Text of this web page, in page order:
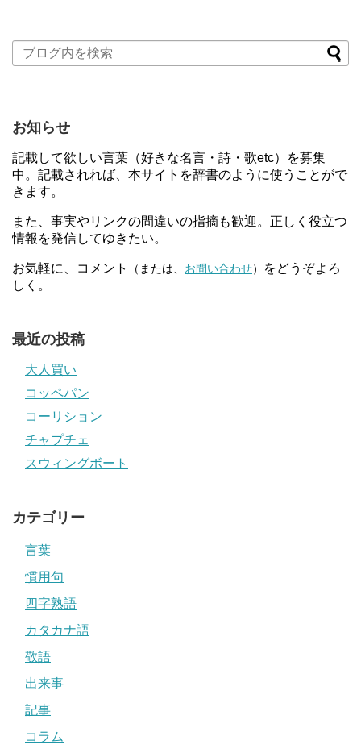
お知らせ
記載して欲しい言葉（好きな名言・詩・歌etc）を募集
中。記載されれば、本サイトを辞書のように使うことがで
きます。
また、事実やリンクの間違いの指摘も歓迎。正しく役立つ
情報を発信してゆきたい。
お気軽に、コメント （または、 お問い合わせ）
をどうぞよろ
しく。
最近の投稿
大人買い
コッペパン
コーリション
チャプチェ
スウィングボート
カテゴリー
言葉
慣用句
四字熟語
カタカナ語
敬語
出来事
記事
コラム